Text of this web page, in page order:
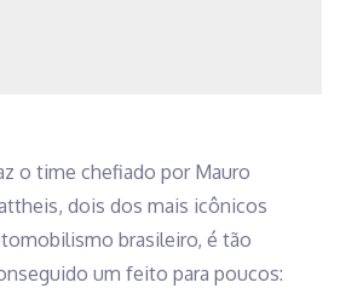
o time chefiado por Mauro
dois dos mais icônicos
brasileiro, é tão
um feito para poucos: